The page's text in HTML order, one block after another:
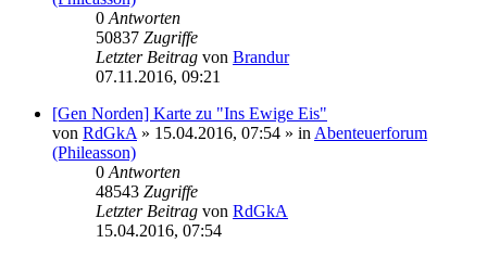
0 Antworten
50837 Zugriffe
Letzter Beitrag von Brandur
07.11.2016, 09:21
[Gen Norden] Karte zu "Ins Ewige Eis"
von RdGkA » 15.04.2016, 07:54 » in Abenteuerforum
(Phileasson)
0 Antworten
48543 Zugriffe
Letzter Beitrag von RdGkA
15.04.2016, 07:54